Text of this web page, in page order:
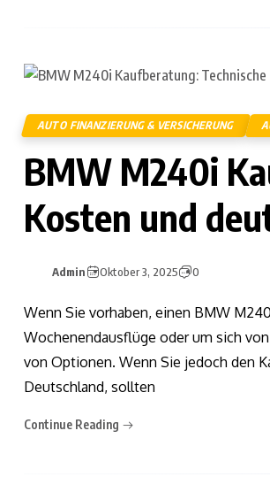
AUTO FINANZIERUNG & VERSICHERUNG
BMW M240i
Kosten und
Admin Oktober 3, 2025 0
Wenn Sie vorhaben, einen BMW
Wochenendausflüge oder um sich
von Optionen. Wenn Sie jedoch den
Deutschland, sollten
Continue Reading